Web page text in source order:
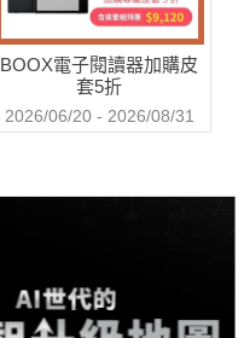
BOOX電子閱讀器加購皮
套5折
2026/06/20 - 2026/08/31